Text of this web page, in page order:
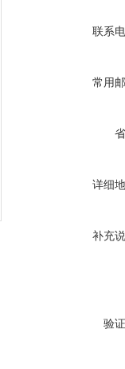
联系
常用
详细
补充
验